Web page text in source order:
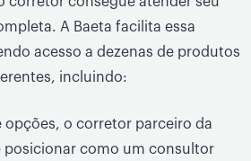
A Baeta facilita essa
acesso a dezenas de produtos
incluindo:
opções, o corretor parceiro da
posicionar como um consultor